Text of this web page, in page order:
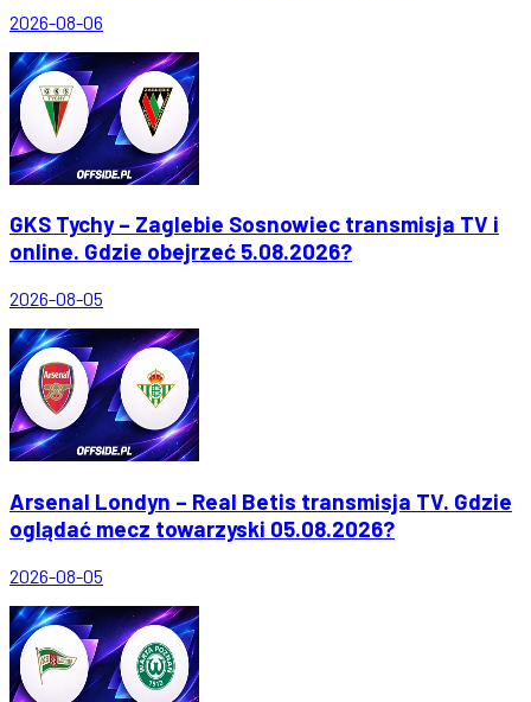
2026-08-06
GKS Tychy – Zaglebie Sosnowiec transmisja TV i
online. Gdzie obejrzeć 5.08.2026?
2026-08-05
Arsenal Londyn – Real Betis transmisja TV. Gdzie
oglądać mecz towarzyski 05.08.2026?
2026-08-05